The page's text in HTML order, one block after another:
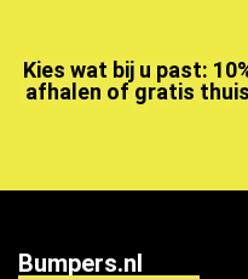
Kies wat bij u past:
afhalen of gratis
Bumpers.nl